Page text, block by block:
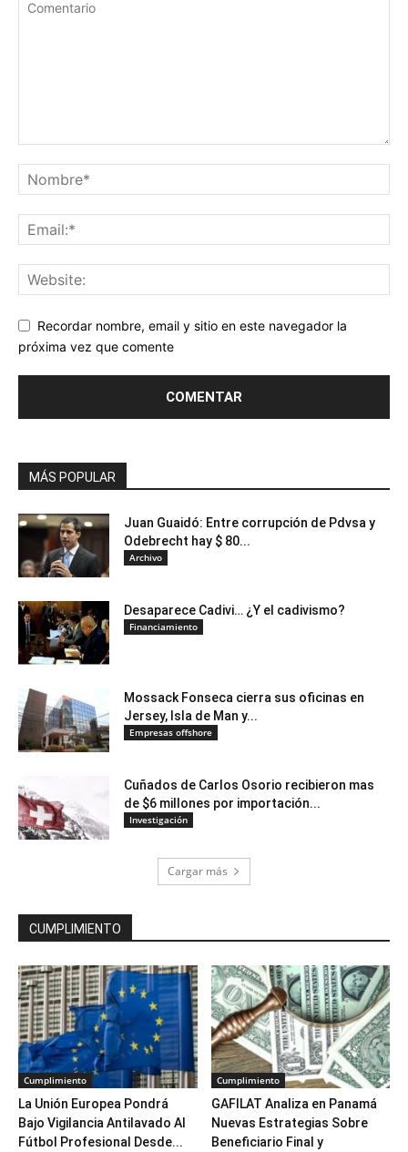
Recordar nombre, email y sitio en este navegador la
próxima vez que comente
MÁS POPULAR
Juan Guaidó: Entre corrupción de Pdvsa y
Odebrecht hay $ 80...
Archivo
Desaparece Cadivi… ¿Y el cadivismo?
Financiamiento
Mossack Fonseca cierra sus oficinas en
Jersey, Isla de Man y...
Empresas offshore
Cuñados de Carlos Osorio recibieron mas
de $6 millones por importación...
Investigación
Cargar más
CUMPLIMIENTO
Cumplimiento
La Unión Europea Pondrá
Bajo Vigilancia Antilavado Al
Fútbol Profesional Desde...
Cumplimiento
GAFILAT Analiza en Panamá
Nuevas Estrategias Sobre
Beneficiario Final y